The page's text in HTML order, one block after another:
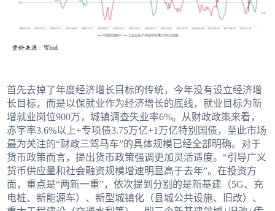
首先去掉了年度经济增长目标的传统，今年没有设立经济增
长目标，而是以保就业作为经济增长的底线，就业目标为新
增就业岗位900万，城镇调查失业率6%。从财政政策来看，
赤字率3.6%以上+专项债3.75万亿+1万亿特别国债，至此市场
最为关注的“财政三驾马车”的具体规模已经全部明确。对于
货币政策而言，提出货币政策强调更加灵活适度。“引导广义
货币供应量和社会融资规模增速明显高于去年”。在投资方
面，重点是“两新一重”，依次提到分别的是新基建（5G、充
电桩、新能源车）、新型城镇化（县城公共设施、旧改）、